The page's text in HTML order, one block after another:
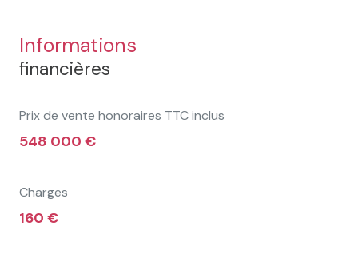
Informations
financières
Prix de vente honoraires TTC inclus
548 000 €
Charges
160 €